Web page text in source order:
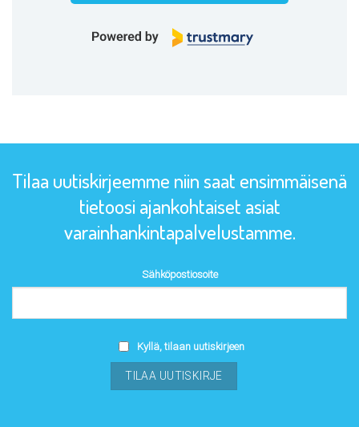
Tilaa uutiskirjeemme niin saat ensimmäisenä
tietoosi ajankohtaiset asiat
varainhankintapalvelustamme.
Sähköpostiosoite
Kyllä, tilaan uutiskirjeen